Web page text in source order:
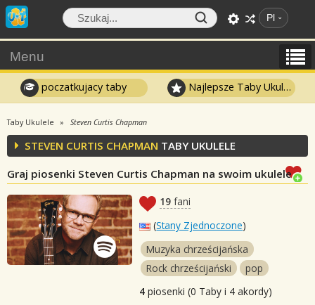
Pl
Menu
poczatkujacy taby Najlepsze Taby Ukulele
Taby Ukulele Steven Curtis Chapman
STEVEN CURTIS CHAPMAN TABY UKULELE
Graj piosenki Steven Curtis Chapman na swoim ukulele
19 fani
(Stany Zjednoczone)
Muzyka chrześcijańska
Rock chrześcijański
pop
4 piosenki (0 Taby i 4 akordy)